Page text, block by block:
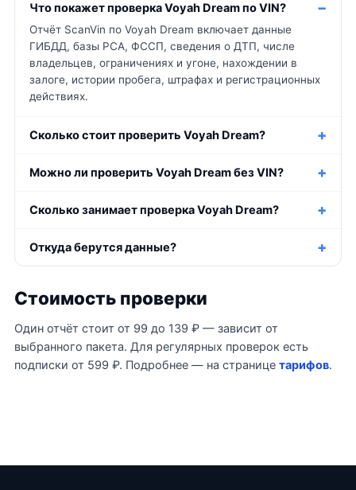
Что покажет проверка Voyah Dream по VIN?
Отчёт ScanVin по Voyah Dream включает данные
ГИБДД, базы РСА, ФССП, сведения о ДТП, числе
владельцев, ограничениях и угоне, нахождении в
залоге, истории пробега, штрафах и регистрационных
действиях.
Сколько стоит проверить Voyah Dream?
Можно ли проверить Voyah Dream без VIN?
Сколько занимает проверка Voyah Dream?
Откуда берутся данные?
Стоимость проверки
Один отчёт стоит от 99 до 139 ₽ — зависит от
выбранного пакета. Для регулярных проверок есть
подписки от 599 ₽. Подробнее — на странице тарифов.